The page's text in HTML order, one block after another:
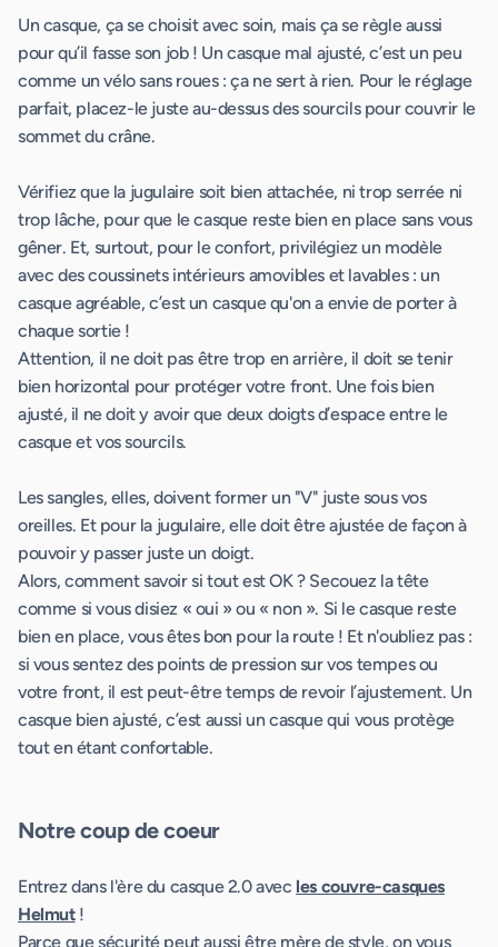
Un casque, ça se choisit avec soin, mais ça se règle aussi
pour qu’il fasse son job ! Un casque mal ajusté, c’est un peu
comme un vélo sans roues : ça ne sert à rien. Pour le réglage
parfait, placez-le juste au-dessus des sourcils pour couvrir le
sommet du crâne.
Vérifiez que la jugulaire soit bien attachée, ni trop serrée ni
trop lâche, pour que le casque reste bien en place sans vous
gêner. Et, surtout, pour le confort, privilégiez un modèle
avec des coussinets intérieurs amovibles et lavables : un
casque agréable, c’est un casque qu'on a envie de porter à
chaque sortie !
Attention, il ne doit pas être trop en arrière, il doit se tenir
bien horizontal pour protéger votre front. Une fois bien
ajusté, il ne doit y avoir que deux doigts d’espace entre le
casque et vos sourcils.
Les sangles, elles, doivent former un "V" juste sous vos
oreilles. Et pour la jugulaire, elle doit être ajustée de façon à
pouvoir y passer juste un doigt.
Alors, comment savoir si tout est OK ? Secouez la tête
comme si vous disiez « oui » ou « non ». Si le casque reste
bien en place, vous êtes bon pour la route ! Et n'oubliez pas :
si vous sentez des points de pression sur vos tempes ou
votre front, il est peut-être temps de revoir l’ajustement. Un
casque bien ajusté, c’est aussi un casque qui vous protège
tout en étant confortable.
Notre coup de coeur
Entrez dans l'ère du casque 2.0 avec les couvre-casques
Helmut!
Parce que sécurité peut aussi être mère de style, on vous